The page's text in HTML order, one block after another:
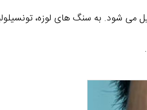
می شود. به سنگ های لوزه،